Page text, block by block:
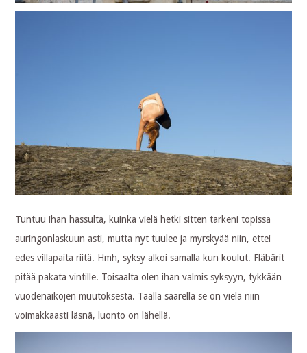
Tuntuu ihan hassulta, kuinka vielä hetki sitten tarkeni topissa
auringonlaskuun asti, mutta nyt tuulee ja myrskyää niin, ettei
edes villapaita riitä. Hmh, syksy alkoi samalla kun koulut. Fläbärit
pitää pakata vintille. Toisaalta olen ihan valmis syksyyn, tykkään
vuodenaikojen muutoksesta. Täällä saarella se on vielä niin
voimakkaasti läsnä, luonto on lähellä.